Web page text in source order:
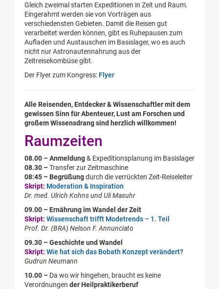
Gleich zweimal starten Expeditionen in Zeit und Raum.
Eingerahmt werden sie von Vorträgen aus
verschiedensten Gebieten. Damit die Reisen gut
verarbeitet werden können, gibt es Ruhepausen zum
Aufladen und Austauschen im Basislager, wo es auch
nicht nur Astronautennahrung aus der
Zeitreisekombüse gibt.
Der Flyer zum Kongress: Flyer
Alle Reisenden, Entdecker & Wissenschaftler mit dem
gewissen Sinn für Abenteuer, Lust am Forschen und
großem Wissensdrang sind herzlich willkommen!
Raumzeiten
08.00 – Anmeldung& Expeditionsplanung im Basislager
08.30 – Transfer zur Zeitmaschine
08:45 – Begrüßungdurch die verrückten Zeit-Reiseleiter
Skript: Moderation & Inspiration
Dr. med. Ulrich Kohns und Uli Masuhr
09.00 – Ernährung im Wandel der Zeit
Skript: Wissenschaft trifft Modetrends – 1. Teil
Prof. Dr. (BRA) Nelson F. Annunciato
09.30 – Geschichte und Wandel
Skript: Wie hat sich das Bobath Konzept verändert?
Gudrun Neumann
10.00 – Da wo wir hingehen, braucht es keine
Verordnungen der Heilpraktikerberuf